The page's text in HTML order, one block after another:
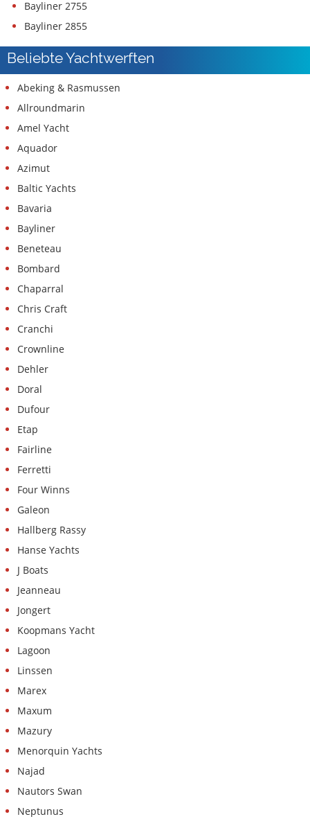
Bayliner 2755
Bayliner 2855
Beliebte Yachtwerften
Abeking & Rasmussen
Allroundmarin
Amel Yacht
Aquador
Azimut
Baltic Yachts
Bavaria
Bayliner
Beneteau
Bombard
Chaparral
Chris Craft
Cranchi
Crownline
Dehler
Doral
Dufour
Etap
Fairline
Ferretti
Four Winns
Galeon
Hallberg Rassy
Hanse Yachts
J Boats
Jeanneau
Jongert
Koopmans Yacht
Lagoon
Linssen
Marex
Maxum
Mazury
Menorquin Yachts
Najad
Nautors Swan
Neptunus